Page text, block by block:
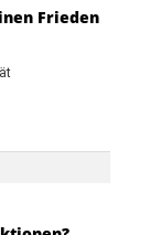
Frieden